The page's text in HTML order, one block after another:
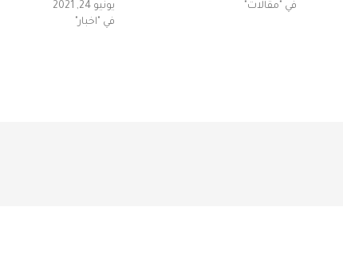
في "مقالات"
يونيو 24, 2021
في "اخبار"